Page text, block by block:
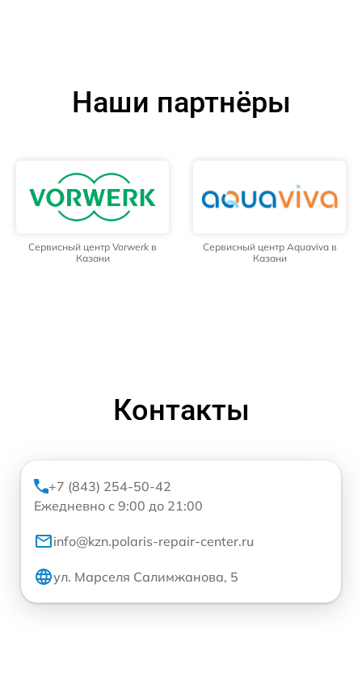
Наши партнёры
Сервисный центр Vorwerk в
Казани
Сервисный центр Aquaviva в
Казани
Контакты
+7 (843) 254-50-42
Ежедневно с 9:00 до 21:00
info@kzn.polaris-repair-center.ru
ул. Марселя Салимжанова, 5